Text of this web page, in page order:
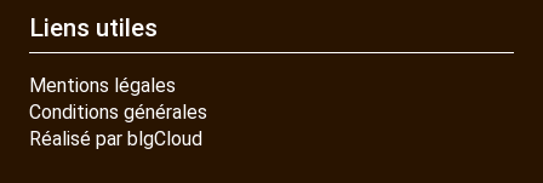
Liens utiles
Mentions légales
Conditions générales
Réalisé par blgCloud